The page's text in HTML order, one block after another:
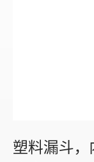
塑料漏斗，